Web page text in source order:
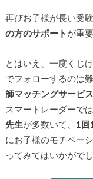
再びお子様が長い受
の方のサポート が重
とはいえ、一度くじ
でフォローするのは
師マッチングサービ
スマートレーダーでは
先生が多数いて、 1回
にお子様のモチベー
ってみてはいかがでし